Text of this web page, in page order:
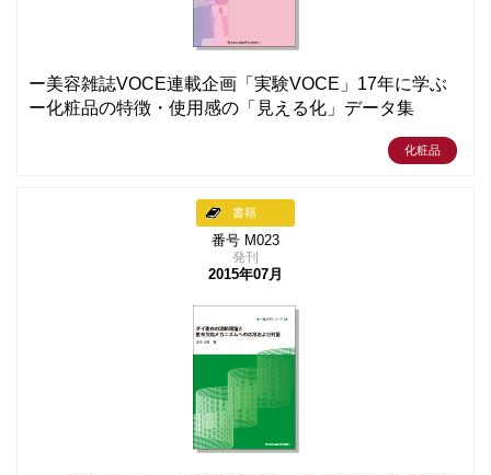
ー美容雑誌VOCE連載企画「実験VOCE」17年に学ぶ
ー化粧品の特徴・使用感の「見える化」データ集
化粧品
書籍
番号 M023
発刊
2015年07月